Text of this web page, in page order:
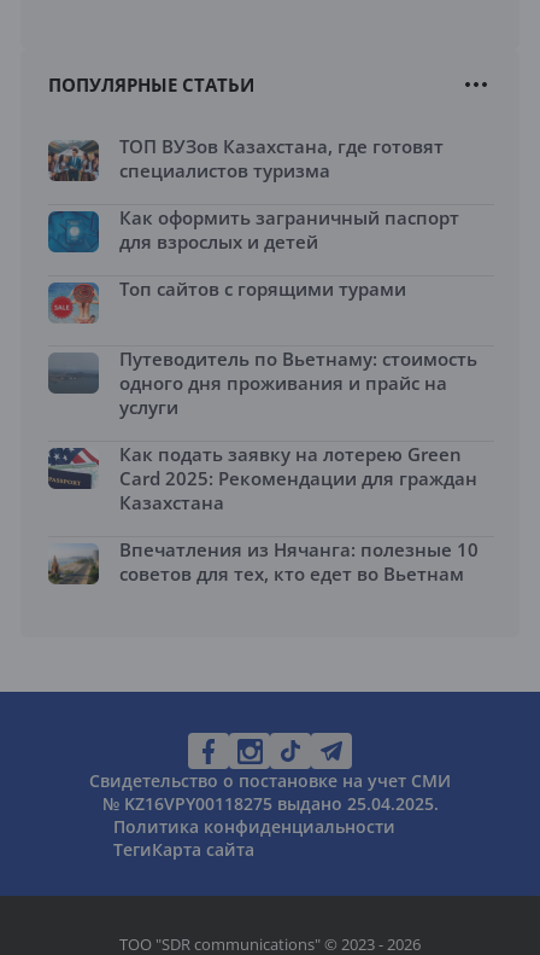
ПОПУЛЯРНЫЕ СТАТЬИ
ТОП ВУЗов Казахстана, где готовят
специалистов туризма
Как оформить заграничный паспорт
для взрослых и детей
Топ сайтов с горящими турами
Путеводитель по Вьетнаму: стоимость
одного дня проживания и прайс на
услуги
Как подать заявку на лотерею Green
Card 2025: Рекомендации для граждан
Казахстана
Впечатления из Нячанга: полезные 10
советов для тех, кто едет во Вьетнам
Свидетельство о постановке на учет СМИ
№ KZ16VPY00118275 выдано 25.04.2025.
Политика конфиденциальности
ТегиКарта сайта
ТОО "SDR communications" © 2023 - 2026